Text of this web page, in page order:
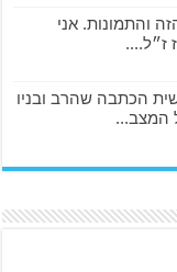
והתמונות. אני
ז״ל....
הכתבה שהרב ובניו
המצב...